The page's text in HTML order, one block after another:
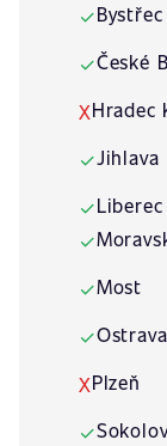
✓Bystřec
✓České
XHradec
✓Jihlava
✓Liberec
✓
✓Most
✓Ostrava
XPlzeň
✓